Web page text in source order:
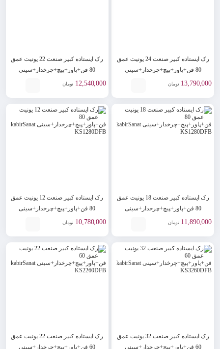
رک ایستاده کبیر صنعت 24 یونیت عمق
80 فن+پاور+پیچ+چرخدار+سینی
kabirSanat KS2480DFB13,790,000 تومان
رک ایستاده کبیر صنعت 22 یونیت عمق
80 فن+پاور+پیچ+چرخدار+سینی
kabirSanat KS2280DFB12,540,000 تومان
رک ایستاده کبیر صنعت 18 یونیت عمق
80 فن+پاور+پیچ+چرخدار+سینی
kabirSanat KS1880DFB11,890,000 تومان
رک ایستاده کبیر صنعت 12 یونیت عمق
80 فن+پاور+پیچ+چرخدار+سینی
kabirSanat KS1280DFB10,780,000 تومان
رک ایستاده کبیر صنعت 32 یونیت عمق
60 فن+پاور+پیچ+چرخدار+سینی
رک ایستاده کبیر صنعت 22 یونیت عمق
60 فن+پاور+پیچ+چرخدار+سینی